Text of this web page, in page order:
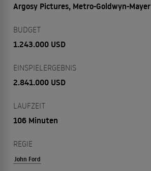
Argosy Pictures, Metro-Goldwyn-Mayer
BUDGET
1.243.000 USD
EINSPIELERGEBNIS
2.841.000 USD
LAUFZEIT
106 Minuten
REGIE
John Ford